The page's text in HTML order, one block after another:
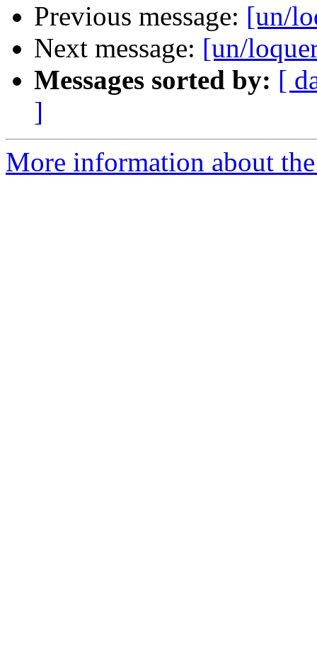
Previous message: [un/
Next message: [un/
Messages sorted by: [
]
More information about